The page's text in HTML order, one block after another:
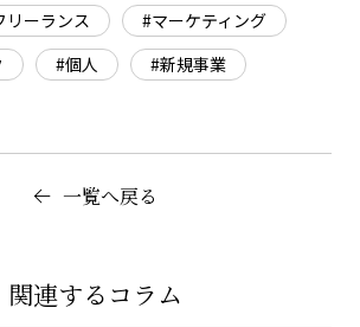
リーランス
#マーケティング
#個人
#新規事業
一覧へ戻る
関連するコラム